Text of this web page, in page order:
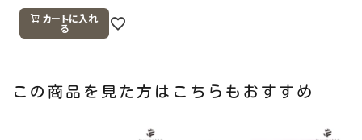
カートに入れ
る
この商品を見た方はこちらもおすすめ